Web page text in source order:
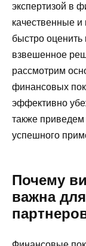
экспертизой в
качественные
быстро
взвешенное
рассмотрим
финансовых
эффективно
также
успешного
Почему
важна